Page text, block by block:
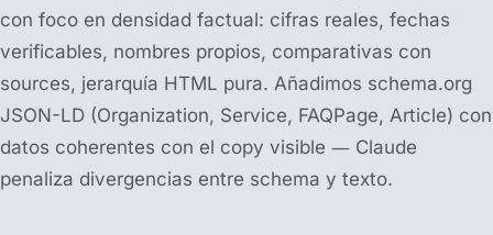
con foco en densidad factual: cifras reales, fechas
verificables, nombres propios, comparativas con
sources, jerarquía HTML pura. Añadimos schema.org
JSON-LD (Organization, Service, FAQPage, Article) con
datos coherentes con el copy visible — Claude
penaliza divergencias entre schema y texto.